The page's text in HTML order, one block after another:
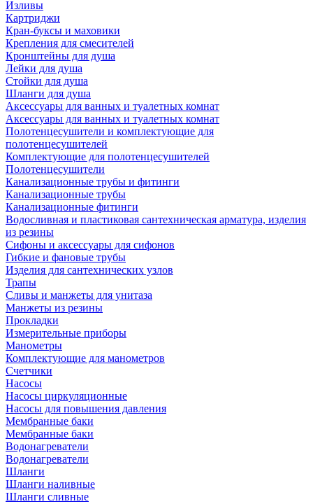
Изливы
Картриджи
Кран-буксы и маховики
Крепления для смесителей
Кронштейны для душа
Лейки для душа
Стойки для душа
Шланги для душа
Аксессуары для ванных и туалетных комнат
Аксессуары для ванных и туалетных комнат
Полотенцесушители и комплектующие для
полотенцесушителей
Комплектующие для полотенцесушителей
Полотенцесушители
Канализационные трубы и фитинги
Канализационные трубы
Канализационные фитинги
Водосливная и пластиковая сантехническая арматура, изделия
из резины
Сифоны и аксессуары для сифонов
Гибкие и фановые трубы
Изделия для сантехнических узлов
Трапы
Сливы и манжеты для унитаза
Манжеты из резины
Прокладки
Измерительные приборы
Манометры
Комплектующие для манометров
Счетчики
Насосы
Насосы циркуляционные
Насосы для повышения давления
Мембранные баки
Мембранные баки
Водонагреватели
Водонагреватели
Шланги
Шланги наливные
Шланги сливные